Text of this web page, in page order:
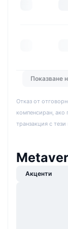
Показване
Отказ от
компенсиран, ако
транзакция с
Акценти